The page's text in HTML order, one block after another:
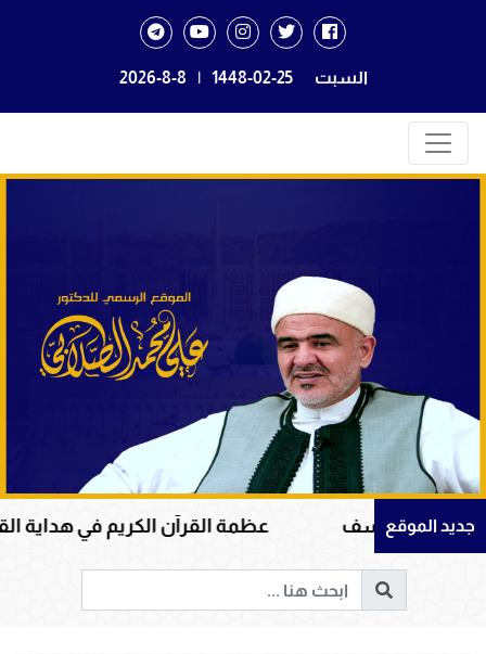
السبت 1448-02-25
|
2026-8-8
جديد الموقع
يوسف عظمة القرآن الكريم في هداية القلوب